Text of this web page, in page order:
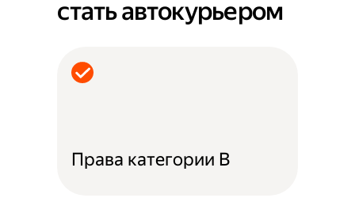
стать автокурьером
Права категории B